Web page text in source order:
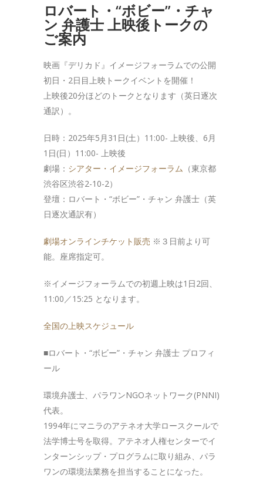
ロバート・“ボビー”・チャ
ン 弁護士 上映後トークの
ご案内
映画『デリカド』イメージフォーラムでの公開
初日・2日目上映トークイベントを開催！
上映後20分ほどのトークとなります（英日逐次
通訳）。
日時：2025年5月31日(土）11:00- 上映後、6月
1日(日）11:00- 上映後
劇場： シアター・イメージフォーラム （東京都
渋谷区渋谷2-10-2）
登壇：ロバート・“ボビー”・チャン 弁護士（英
日逐次通訳有）
劇場オンラインチケット販売 ※３日前より可
能。座席指定可。
※イメージフォーラムでの初週上映は1日2回、
11:00／15:25 となります。
全国の上映スケジュール
■ロバート・“ボビー”・チャン 弁護士 プロフィ
ール
環境弁護士、パラワンNGOネットワーク(PNNI)
代表。
1994年にマニラのアテネオ大学ロースクールで
法学博士号を取得。アテネオ人権センターでイ
ンターンシップ・プログラムに取り組み、パラ
ワンの環境法業務を担当することになった。